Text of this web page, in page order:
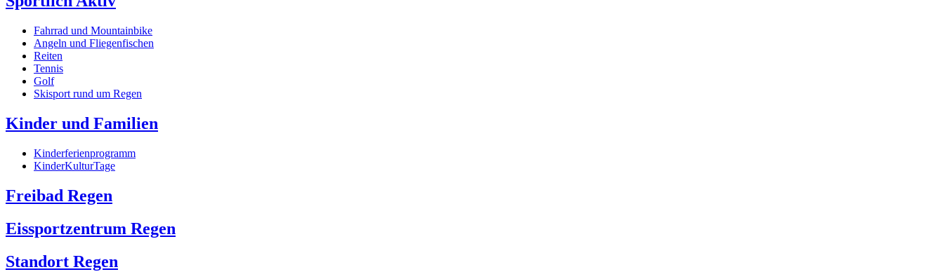
Fahrrad und Mountainbike
Angeln und Fliegenfischen
Reiten
Tennis
Golf
Skisport rund um Regen
Kinder und Familien
Kinderferienprogramm
KinderKulturTage
Freibad Regen
Eissportzentrum Regen
Standort Regen